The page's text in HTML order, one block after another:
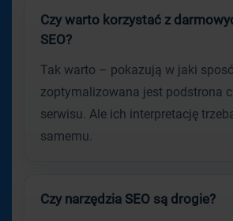
Czy warto korzystać z
SEO?
Tak warto – pokazują w jaki
zoptymalizowana jest podstrona
serwisu. Ale ich interpretację
samemu.
Czy narzędzia SEO są drogie?